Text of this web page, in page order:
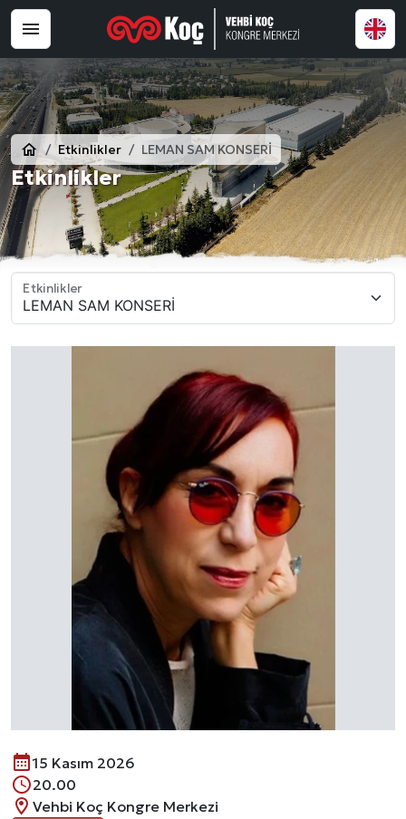
Etkinlikler LEMAN SAM KONSERİ
Etkinlikler
Etkinlikler
15 Kasım 2026
20.00
Vehbi Koç Kongre Merkezi